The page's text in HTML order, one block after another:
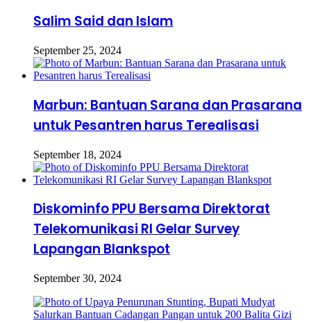
Salim Said dan Islam
September 25, 2024
Marbun: Bantuan Sarana dan Prasarana
untuk Pesantren harus Terealisasi
September 18, 2024
Diskominfo PPU Bersama Direktorat
Telekomunikasi RI Gelar Survey
Lapangan Blankspot
September 30, 2024